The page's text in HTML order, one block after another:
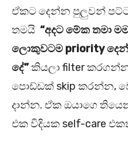
ඒකට දෙන්න පුලුවන්
තමයි “අදට මේක තමා
ලොකුවටම priority
දේ”කියලා filter
පොඩ්ඩක් skip කරන්න,
දාන්න. ඒක ඔයාගෙ
එක විදියක self-care